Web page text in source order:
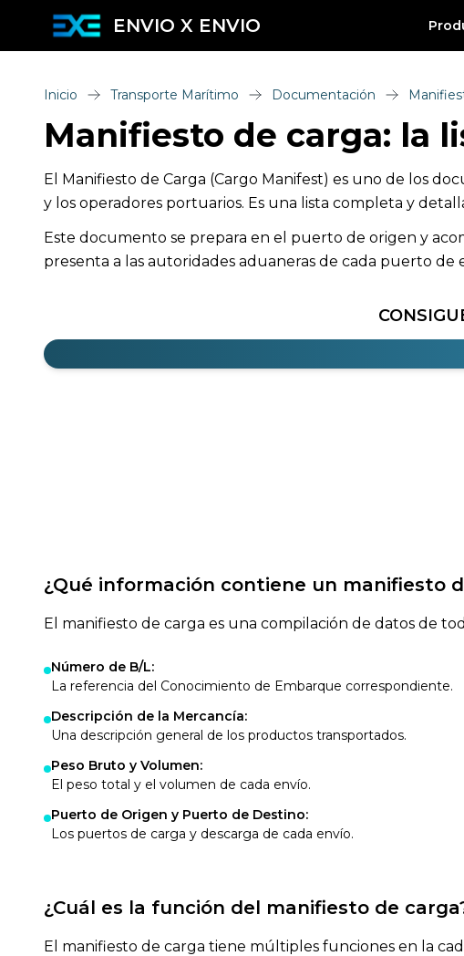
ENVIO X ENVIO
Inicio Transporte Marítimo Documentación
Manifiesto de carga: la
El Manifiesto de Carga (Cargo Manifest) es uno de los
y los operadores portuarios. Es una lista completa y
Este documento se prepara en el puerto de origen y
presenta a las autoridades aduaneras de cada puerto de
¿Qué información contiene un manifiesto
El manifiesto de carga es una compilación de datos de
Número de B/L:
La referencia del Conocimiento de Embarque correspondiente.
Descripción de la Mercancía:
Una descripción general de los productos transportados.
Peso Bruto y Volumen:
El peso total y el volumen de cada envío.
Puerto de Origen y Puerto de Destino:
Los puertos de carga y descarga de cada envío.
¿Cuál es la función del manifiesto de
El manifiesto de carga tiene múltiples funciones en la